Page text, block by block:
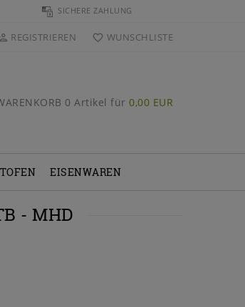
SICHERE ZAHLUNG
REGISTRIEREN WUNSCHLISTE
0 Artikel für 0,00 EUR
EISENWAREN
- MHD